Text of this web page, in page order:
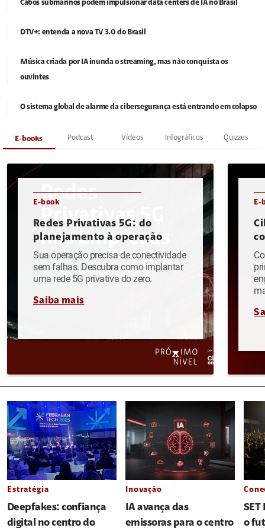
Cabos submarinos podem impulsionar data centers de IA no Brasil
DTV+: entenda a nova TV 3.0 do Brasil
Música criada por IA inunda o streaming, mas não conquista os
ouvintes
O sistema global de alarme da cibersegurança está entrando em colapso
E-books Podcast Vídeos Infográficos Quizzes
E-book
Redes Privativas 5G: do
planejamento à operação
Sua operação precisa de conectividade
sem falhas. Descubra como implantar
uma rede 5G privativa do zero.
Saiba mais
E-
Estratégia
Deepfakes: confiança
digital no centro do
Inovação
IA avança das
emissoras para o centro
SET
o